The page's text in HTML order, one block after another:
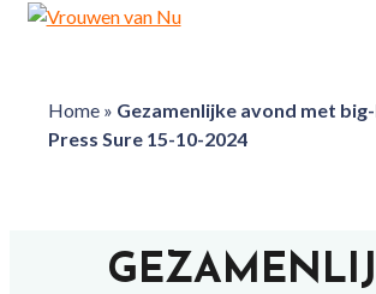
Home» Gezamenlijke avond met big-
Press Sure 15-10-2024